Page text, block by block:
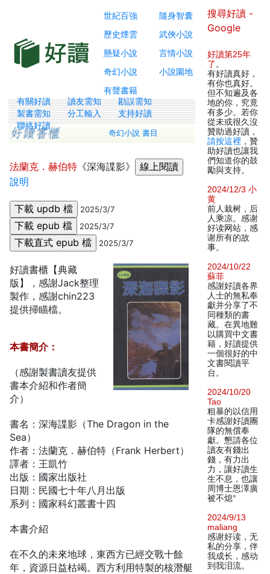
世紀百強
隨身智囊
歷史煙雲
武俠小說
懸疑小說
言情小說
奇幻小說
小說園地
有聲書籍
有關好讀 讀友需知
勘誤需知
製書需知
分工輸入
支持好讀
聯絡好讀
奇幻小說 書目
法蘭克．赫伯特 《深海諜影》
說明
2025/3/7
2025/3/7
2025/3/7
好讀書櫃【典藏
版】，感謝Jack整理
製作，感謝chin223
提供掃瞄檔。
本書簡介：
（感謝製書讀友提供
書本介紹和作者簡
介）
書名：深海諜影（The Dragon in the
Sea）
作者：法蘭克．赫伯特（Frank Herbert）
譯者：王凱竹
出版：國家出版社
日期：民國七十年八月出版
系列：國家科幻叢書十四
本書介紹
在不久的未來地球，東西方已經交戰十餘
年，資源日益枯竭。西方利用特製的核潛艇
搜尋好讀 -
Google
好讀第25年
了 。
有好讀真好，
有你也真好。
但不知遍及各
地的你，究竟
有多少。若你
從未或很久沒
贊助過好讀，
請按這裡 ，贊
助好讀也讓我
們知道你的鼓
勵與支持。
2024/12/3 小
黄
前人栽树，后
人乘凉。感谢
好读网站，感
谢所有的故
事。
2024/10/22
蘇菲
感謝好讀各界
人士的無私奉
獻并分享了不
同種類的書
藏。在異地難
以購買中文書
籍，好讀提供
一個很好的中
文書閱讀平
台。
2024/10/20
Tao
粗暴的以信用
卡感謝好讀團
隊的無償奉
獻。懇請各位
讀友有錢出
錢，有力出
力，讓好讀生
生不息，也讓
周博士恩澤廣
被不熄°
2024/9/13
maliang
感谢好读，无
私的分享，伴
我成长，感动
到我泪流。